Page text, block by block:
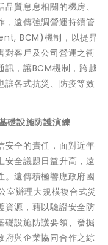
質息息相關的機房、
，遠傳強調營運持續管
BCM)機制，以提昇
對客戶及公司營運之衝
訊，讓BCM機制，跨越
讓各式抗災、防疫等效
礎設施防護演練
安全的責任，面對近年
安全議題日益升高，遠
。遠傳積極響應政府國
室辦理大規模複合式災
資源，藉以驗證安全防
礎設施防護要領、發掘
府與企業協同合作之綜